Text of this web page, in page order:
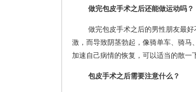
做完包皮手术之后还能做运动吗？
做完包皮手术之后的男性朋友最
激，而导致阴茎勃起，像骑单车、骑马
加速自己病情的恢复，可以适当的散一
包皮手术之后需要注意什么？